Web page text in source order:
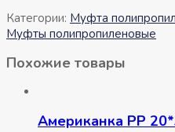
Категории: Муфта
Муфты полипропиленовые
Похожие товары
Американка РР